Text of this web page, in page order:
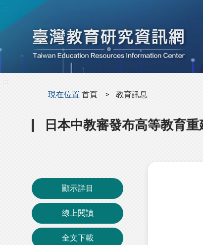
現在位置 首頁 教育訊息
日本中教審發布高等教育
顯示詳目
線上閱讀
全文下載